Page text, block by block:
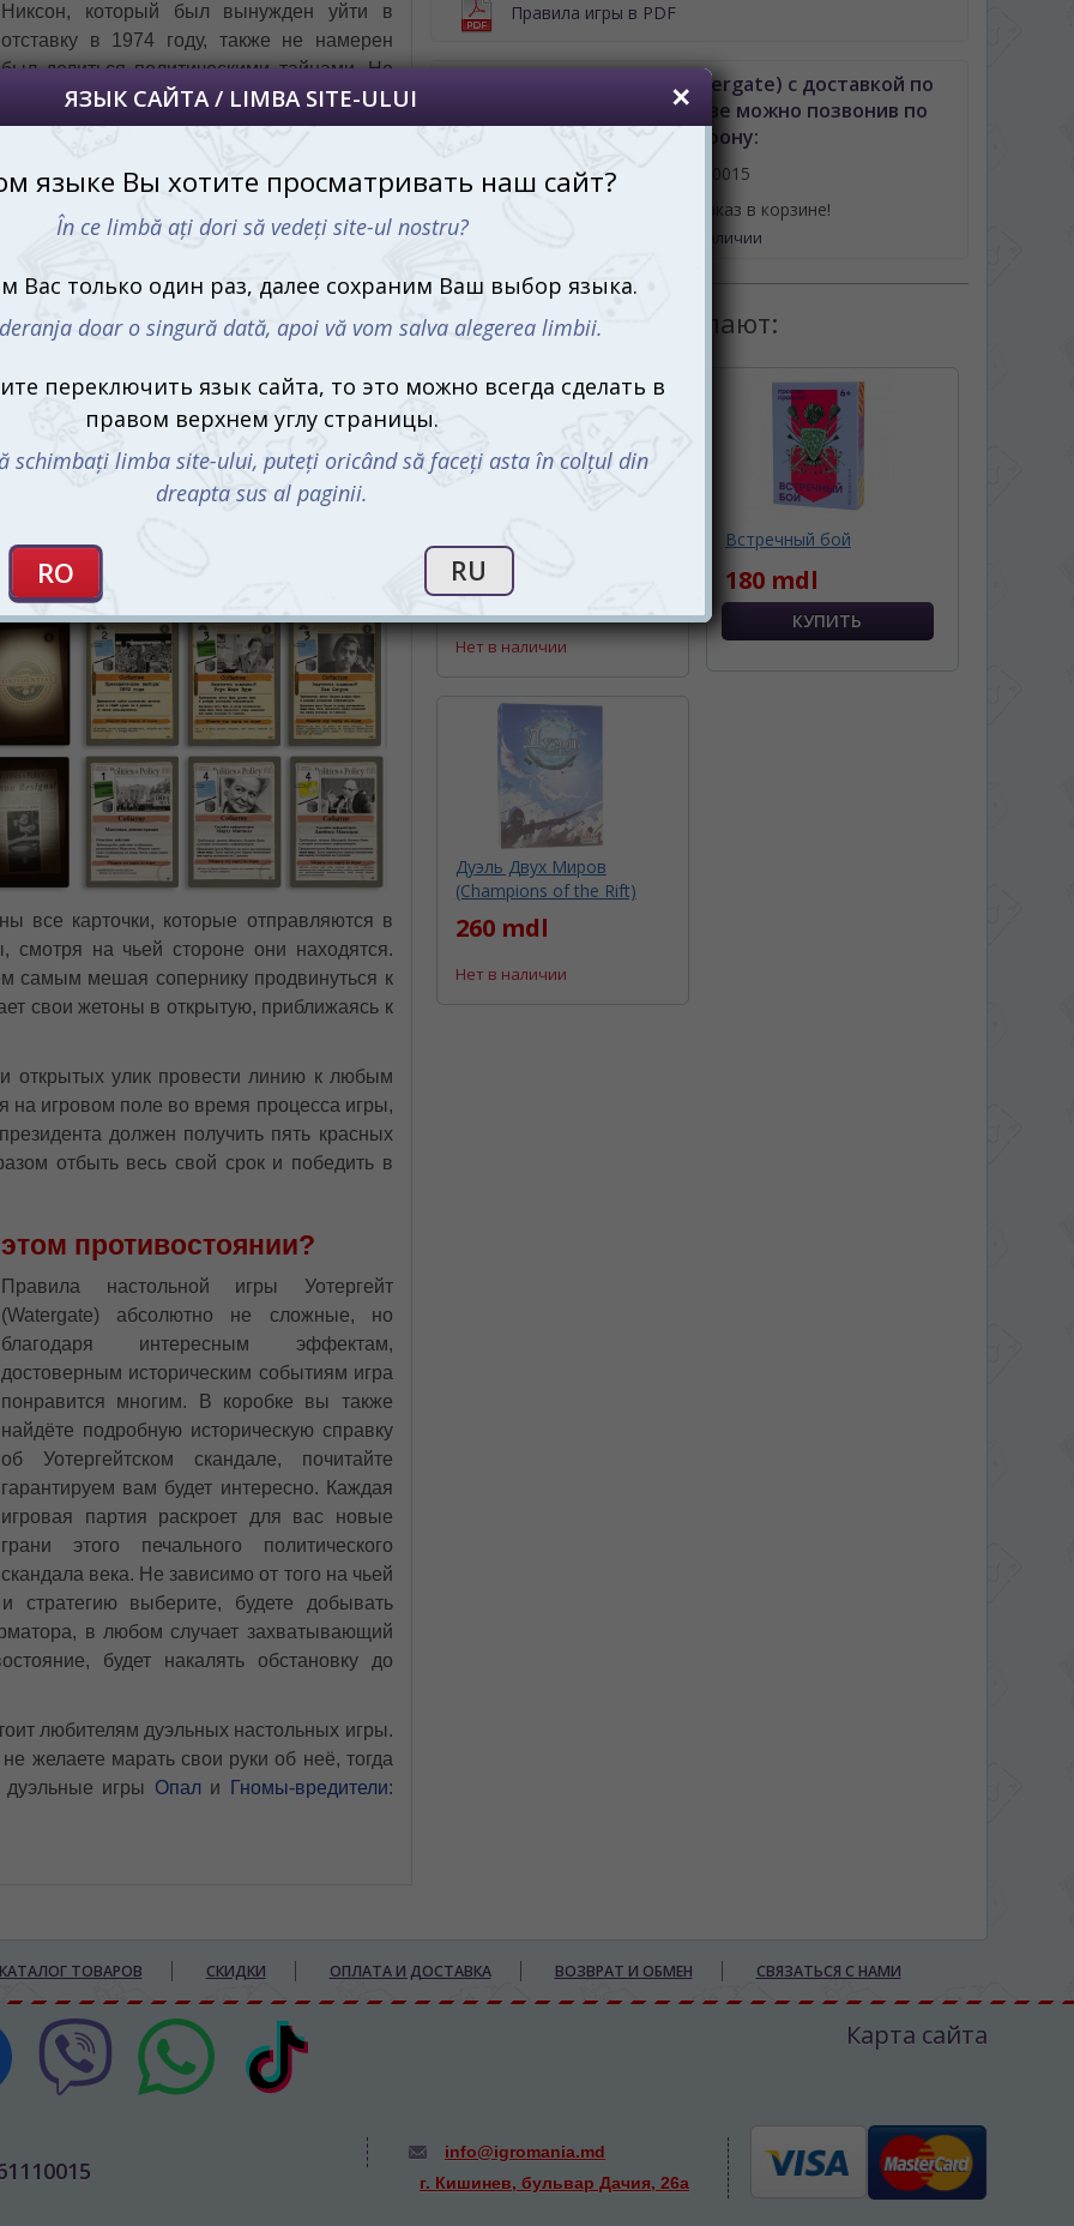
Никсон, который был вынужден уйти в
отставку в 1974 году, также не намерен
был делиться политическими тайнами. Но
есть пресса, которая готова на всё, чтобы
вывести на чистую воду кого угодно.
игрокам об одном самом громком
Вам предстоит с соперником
Один из вас возглавит администрацию
правду как можно дольше, чтобы
срока. Второй игрок, выступив в роли
своё независимое расследование,
Никсона к преступлению, а возможно и
улик, или приложите
скрыть их!
между игроками. Все жетоны улик
между игроками на специальную шкалу
вы будете размещать на своих картах
инициативы, который будет определять
все карточки, которые отправляются в
смотря на чьей стороне они находятся.
самым мешая сопернику продвинуться к
свои жетоны в открытую, приближаясь к
улик провести линию к любым
игровом поле во время процесса игры,
должен получить пять красных
отбыть весь свой срок и победить в
противостоянии?
Правила настольной игры Уотергейт
(Watergate) абсолютно не сложные, но
благодаря интересным эффектам,
достоверным историческим событиям игра
понравится многим. В коробке вы также
найдёте подробную историческую справку
об Уотергейтском скандале, почитайте
гарантируем вам будет интересно. Каждая
игровая партия раскроет для вас новые
грани этого печального политического
скандала века. Не зависимо от того на чьей
стратегию выберите, будете добывать
в любом случает захватывающий
будет накалять обстановку до
любителям дуэльных настольных игры.
желаете марать свои руки об неё, тогда
дуэльные игры Опал и
Гномы-вредители:
Правила игры в PDF
Купить Уотергейт (Watergate) с доставкой по
Кишиневу либо Молдове можно позвонив по
телефону:
061110015
или оформив заказ в корзине!
Нет в наличии
С этим товаром покупают:
(Twilight Struggle)
1799 mdl
Нет в наличии
Встречный бой
180 mdl
Дуэль Двух Миров
(Champions of the Rift)
260 mdl
Нет в наличии
КАТАЛОГ ТОВАРОВ СКИДКИ ОПЛАТА И ДОСТАВКА ВОЗВРАТ И ОБМЕН СВЯЗАТЬСЯ С НАМИ
Карта сайта
info@igromania.md
г. Кишинев, бульвар Дачия, 26а